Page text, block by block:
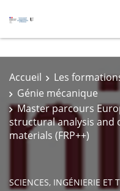
Accueil Les
Génie mécanique
Master parcours
structural analysis and
materials (FRP++)
SCIENCES, INGÉNIERIE ET